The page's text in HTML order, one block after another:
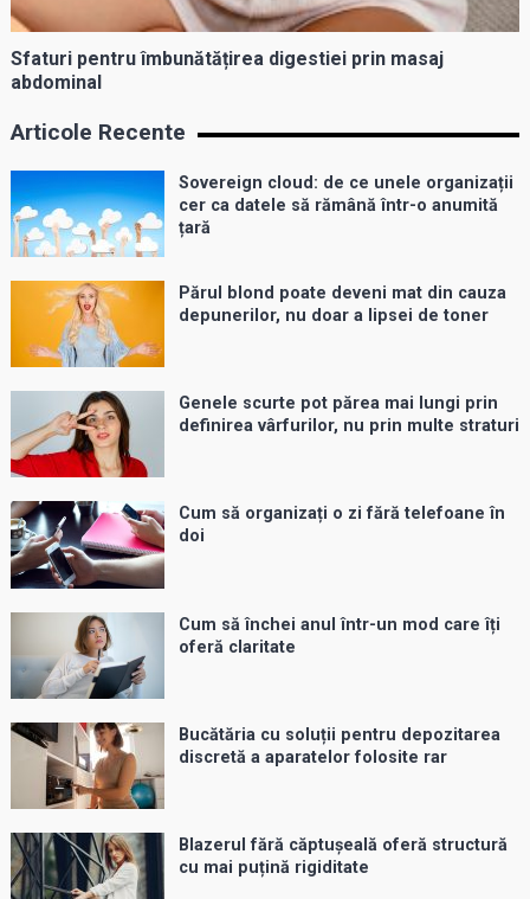
Sfaturi pentru îmbunătățirea digestiei prin masaj
abdominal
Articole Recente
Sovereign cloud: de ce unele organizații
cer ca datele să rămână într-o anumită
țară
Părul blond poate deveni mat din cauza
depunerilor, nu doar a lipsei de toner
Genele scurte pot părea mai lungi prin
definirea vârfurilor, nu prin multe straturi
Cum să organizați o zi fără telefoane în
doi
Cum să închei anul într-un mod care îți
oferă claritate
Bucătăria cu soluții pentru depozitarea
discretă a aparatelor folosite rar
Blazerul fără căptușeală oferă structură
cu mai puțină rigiditate